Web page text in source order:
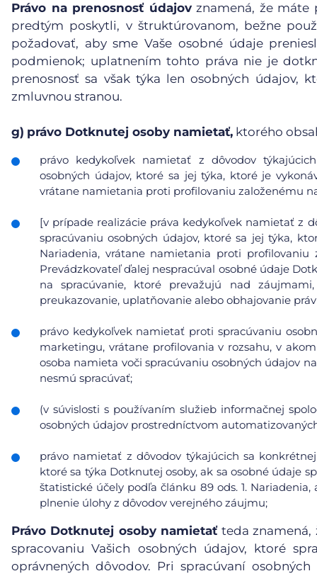
Právo na prenosnosť údajovznamená, že máte
predtým poskytli, v štruktúrovanom, bežne
požadovať, aby sme Vaše osobné údaje
podmienok; uplatnením tohto práva nie je
prenosnosť sa však týka len osobných údajov,
zmluvnou stranou.
g) právo Dotknutej osoby namietať, ktorého
právo kedykoľvek namietať z dôvodov
osobných údajov, ktoré sa jej týka, ktoré je
vrátane namietania proti profilovaniu založenému
[v prípade realizácie práva kedykoľvek namietať z
spracúvaniu osobných údajov, ktoré sa jej týka,
Nariadenia, vrátane namietania proti
Prevádzkovateľ ďalej nespracúval osobné údaje
na spracúvanie, ktoré prevažujú nad
preukazovanie, uplatňovanie alebo obhajovanie
právo kedykoľvek namietať proti spracúvaniu
marketingu, vrátane profilovania v rozsahu, v
osoba namieta voči spracúvaniu osobných údajov
nesmú spracúvať;
(v súvislosti s používaním služieb informačnej
osobných údajov prostredníctvom
právo namietať z dôvodov týkajúcich sa
ktoré sa týka Dotknutej osoby, ak sa osobné údaje
štatistické účely podľa článku 89 ods. 1.
plnenie úlohy z dôvodov verejného záujmu;
Právo Dotknutej osoby namietaťteda znamená,
spracovaniu Vašich osobných údajov, ktoré
oprávnených dôvodov. Pri spracúvaní